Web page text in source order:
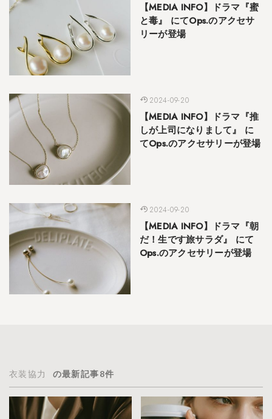
【MEDIA INFO】ドラマ『蜜
と毒』 にてOps.のアクセサ
リーが登場
2024-09-20
【MEDIA INFO】ドラマ『推
しが上司になりまして』 に
てOps.のアクセサリーが登場
2024-09-20
【MEDIA INFO】ドラマ『朝
だ！生です旅サラダ』 にて
Ops.のアクセサリーが登場
衣装協力 の最新記事8件